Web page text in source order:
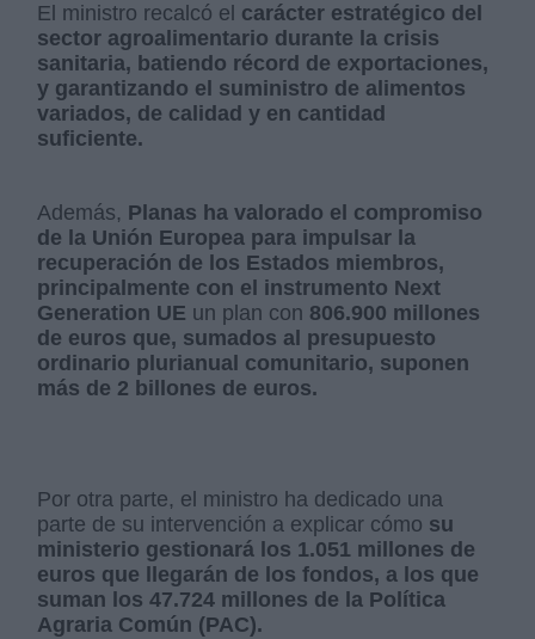
El ministro recalcó el carácter estratégico del
sector agroalimentario durante la crisis
sanitaria, batiendo récord de exportaciones,
y garantizando el suministro de alimentos
variados, de calidad y en cantidad
suficiente.
Además, Planas ha valorado el compromiso
de la Unión Europea para impulsar la
recuperación de los Estados miembros,
principalmente con el instrumento Next
Generation UE un plan con 806.900 millones
de euros que, sumados al presupuesto
ordinario plurianual comunitario, suponen
más de 2 billones de euros.
Por otra parte, el ministro ha dedicado una
parte de su intervención a explicar cómo su
ministerio gestionará los 1.051 millones de
euros que llegarán de los fondos, a los que
suman los 47.724 millones de la Política
Agraria Común (PAC).